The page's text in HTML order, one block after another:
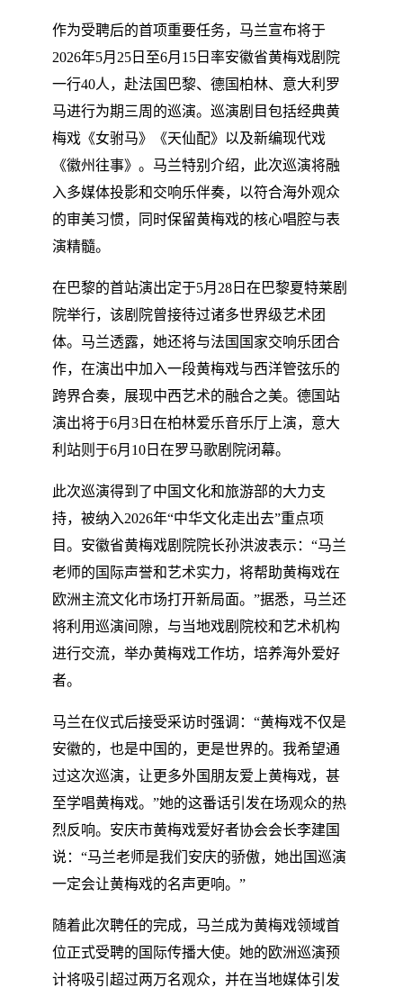
作为受聘后的首项重要任务，马兰宣布将于
2026年5月25日至6月15日率安徽省黄梅戏剧院
一行40人，赴法国巴黎、德国柏林、意大利罗
马进行为期三周的巡演。巡演剧目包括经典黄
梅戏《女驸马》《天仙配》以及新编现代戏
《徽州往事》。马兰特别介绍，此次巡演将融
入多媒体投影和交响乐伴奏，以符合海外观众
的审美习惯，同时保留黄梅戏的核心唱腔与表
演精髓。
在巴黎的首站演出定于5月28日在巴黎夏特莱剧
院举行，该剧院曾接待过诸多世界级艺术团
体。马兰透露，她还将与法国国家交响乐团合
作，在演出中加入一段黄梅戏与西洋管弦乐的
跨界合奏，展现中西艺术的融合之美。德国站
演出将于6月3日在柏林爱乐音乐厅上演，意大
利站则于6月10日在罗马歌剧院闭幕。
此次巡演得到了中国文化和旅游部的大力支
持，被纳入2026年“中华文化走出去”重点项
目。安徽省黄梅戏剧院院长孙洪波表示：“马兰
老师的国际声誉和艺术实力，将帮助黄梅戏在
欧洲主流文化市场打开新局面。”据悉，马兰还
将利用巡演间隙，与当地戏剧院校和艺术机构
进行交流，举办黄梅戏工作坊，培养海外爱好
者。
马兰在仪式后接受采访时强调：“黄梅戏不仅是
安徽的，也是中国的，更是世界的。我希望通
过这次巡演，让更多外国朋友爱上黄梅戏，甚
至学唱黄梅戏。”她的这番话引发在场观众的热
烈反响。安庆市黄梅戏爱好者协会会长李建国
说：“马兰老师是我们安庆的骄傲，她出国巡演
一定会让黄梅戏的名声更响。”
随着此次聘任的完成，马兰成为黄梅戏领域首
位正式受聘的国际传播大使。她的欧洲巡演预
计将吸引超过两万名观众，并在当地媒体引发